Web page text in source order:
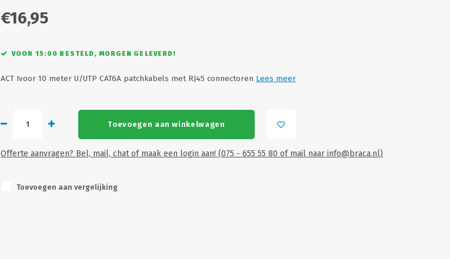
€16,95
VOOR 15:00 BESTELD, MORGEN GELEVERD!
ACT Ivoor 10 meter U/UTP CAT6A patchkabels met RJ45 connectoren Lees meer
Toevoegen aan winkelwagen
Offerte aanvragen? Bel, mail, chat of maak een login aan! (075 - 655 55 80 of mail naar info@braca.nl)
Toevoegen aan vergelijking